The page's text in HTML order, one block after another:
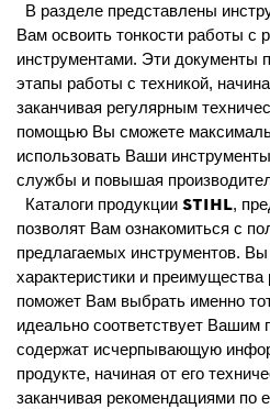
В разделе представлены
Вам освоить тонкости работы с
инструментами. Эти документы
этапы работы с техникой,
заканчивая регулярным
помощью Вы сможете
использовать Ваши
службы и повышая
Каталоги продукции STIHL,
позволят Вам ознакомиться с
предлагаемых инструментов.
характеристики и
поможет Вам выбрать именно
идеально соответствует Вашим
содержат исчерпывающую
продукте, начиная от его
заканчивая рекомендациями по